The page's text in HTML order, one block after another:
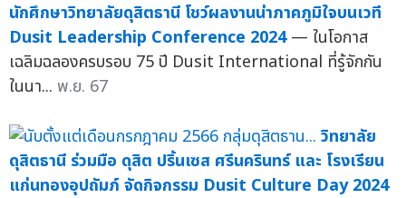
นักศึกษาวิทยาลัยดุสิตธานี โชว์ผลงานน่าภาคภูมิใจบนเวที
Dusit Leadership Conference 2024 — ในโอกาส
เฉลิมฉลองครบรอบ 75 ปี Dusit International ที่รู้จักกัน
ในนา... พ.ย. 67
วิทยาลัย
ดุสิตธานี ร่วมมือ ดุสิต ปริ้นเซส ศรีนครินทร์ และ โรงเรียน
แก่นทองอุปถัมภ์ จัดกิจกรรม Dusit Culture Day 2024